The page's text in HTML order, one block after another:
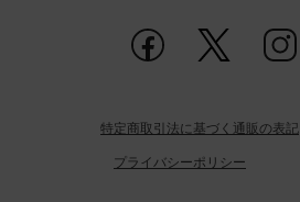
特定商取引法に基づく通販の表記
プライバシーポリシー